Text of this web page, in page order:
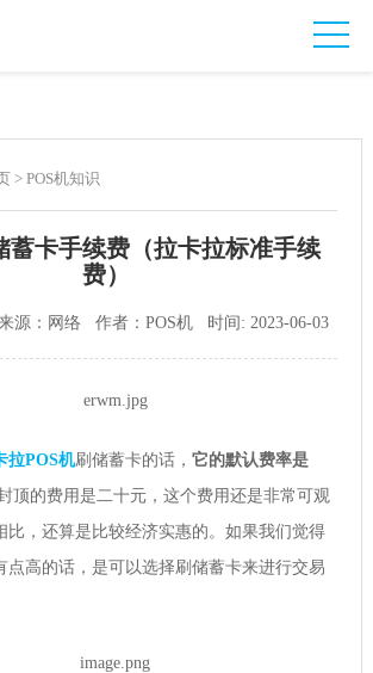
> POS机知识
蓄卡手续费（拉卡拉标准手续
费）
源：网络 作者：POS机 时间: 2023-06-03
拉POS机刷储蓄卡的话， 它的默认费率是
顶的费用是二十元，这个费用还是非常可观
比，还算是比较经济实惠的。如果我们觉得
点高的话，是可以选择刷储蓄卡来进行交易